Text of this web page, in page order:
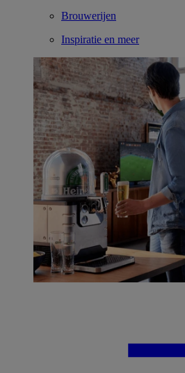
Brouwerijen
Inspiratie en meer